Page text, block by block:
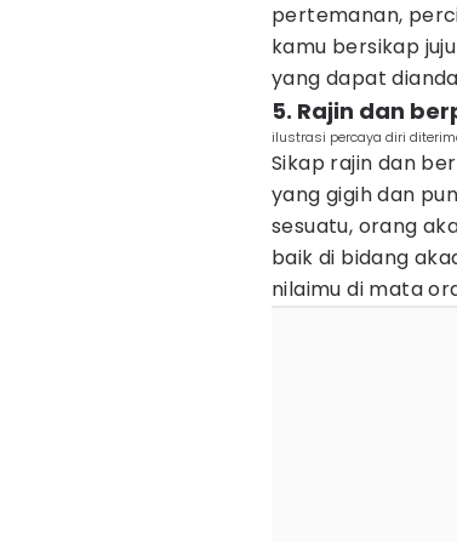
pertemanan,
kamu bersikap
yang dapat
5. Rajin dan
ilustrasi percaya diri
Sikap rajin dan
yang gigih dan
sesuatu, orang
baik di bidang
nilaimu di mata